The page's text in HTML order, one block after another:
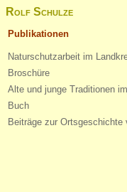
Rolf Schulze
Publikationen
Naturschutzarbeit im
Broschüre
Alte und junge Traditionen
Buch
Beiträge zur Ortsgeschichte